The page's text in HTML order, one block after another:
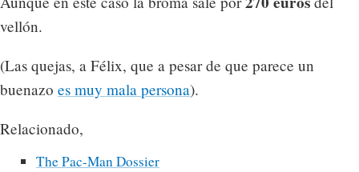
vellón.
(Las quejas, a Félix, que a pesar de que parece un
buenazo es muy mala persona).
Relacionado,
The Pac-Man Dossier